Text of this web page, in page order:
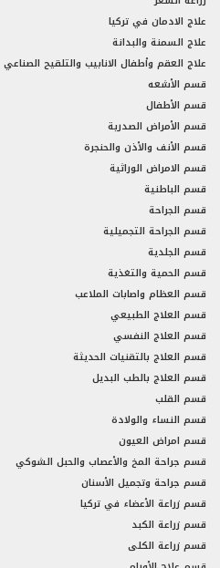
علاج الادمان في تركيا
علاج السمنة والبدانة
علاج العقم وأطفال الانابيب والتلقيح الصناعي
قسم الأشعه
قسم الأطفال
قسم الأمراض الصدرية
قسم الأنف والأذن والحنجرة
قسم الامراض الوراثية
قسم الباطنية
قسم الجراحة
قسم الجراحة التجميلية
قسم الجلدية
قسم الحمية والتغذية
قسم العظام واصابات الملاعب
قسم العلاج الطبيعي
قسم العلاج النفسي
قسم العلاج بالتقنيات الحديثة
قسم العلاج بالطب البديل
قسم القلب
قسم النساء والولادة
قسم امراض العيون
قسم جراحة المخ والأعصاب والحبل الشوكي
قسم جراحة وتجميل الأسنان
قسم زراعة الأعضاء في تركيا
قسم زراعة الكبد
قسم زراعة الكلى